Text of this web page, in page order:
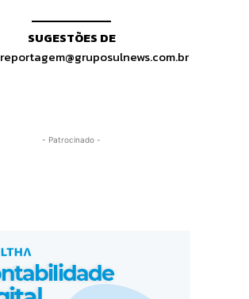
SUGESTÕES DE
reportagem@gruposulnews.com.br
- Patrocinado -